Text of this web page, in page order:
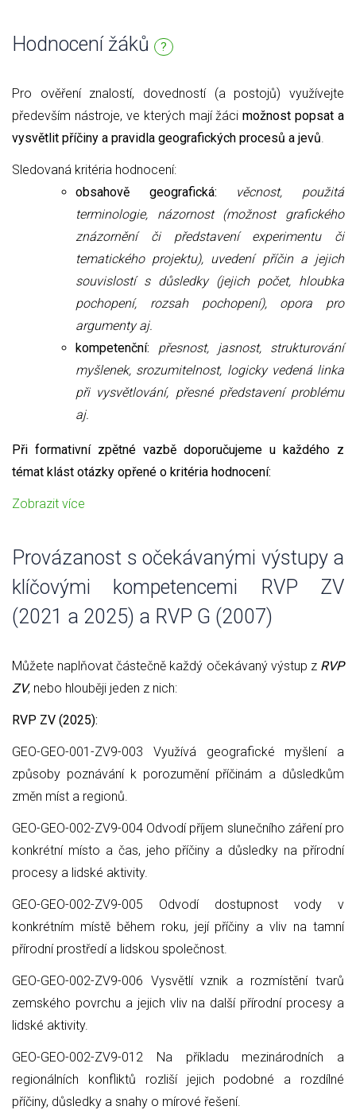
Hodnocení žáků ?
Pro ověření znalostí, dovedností (a postojů) využívejte
především nástroje, ve kterých mají žácimožnost popsat a
vysvětlit příčiny a pravidla geografických procesů a jevů
Sledovaná kritéria hodnocení:
obsahově geografická: věcnost, použitá
terminologie, názornost (možnost grafického
znázornění či představení experimentu či
tematického projektu), uvedení příčin a jejich
souvislostí s důsledky (jejich počet, hloubka
pochopení, rozsah pochopení), opora pro
argumenty aj.
kompetenční:
přesnost, jasnost, strukturování
myšlenek, srozumitelnost, logicky vedená linka
při vysvětlování, přesné představení problému
aj.
Při formativní zpětné vazbě doporučujeme u každého z
témat klást otázky opřené o kritéria hodnocení:
Zobrazit více
Provázanost s očekávanými výstupy a
klíčovými kompetencemi RVP ZV
(2021 a 2025) a RVP G (2007)
Můžete naplňovat částečně každý očekávaný výstup z RVP
ZV, nebo hlouběji jeden z nich:
RVP ZV (2025):
GEO-GEO-001-ZV9-003 Využívá geografické myšlení a
způsoby poznávání k porozumění příčinám a důsledkům
změn míst a regionů.
GEO-GEO-002-ZV9-004 Odvodí příjem slunečního záření pro
konkrétní místo a čas, jeho příčiny a důsledky na přírodní
procesy a lidské aktivity.
GEO-GEO-002-ZV9-005 Odvodí dostupnost vody v
konkrétním místě během roku, její příčiny a vliv na tamní
přírodní prostředí a lidskou společnost.
GEO-GEO-002-ZV9-006 Vysvětlí vznik a rozmístění tvarů
zemského povrchu a jejich vliv na další přírodní procesy a
lidské aktivity.
GEO-GEO-002-ZV9-012 Na příkladu mezinárodních a
regionálních konfliktů rozliší jejich podobné a rozdílné
příčiny, důsledky a snahy o mírové řešení.